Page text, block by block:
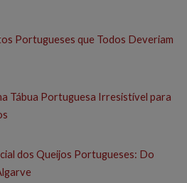
Portugueses que Todos Deveriam
Tábua Portuguesa Irresistível para
dos Queijos Portugueses: Do